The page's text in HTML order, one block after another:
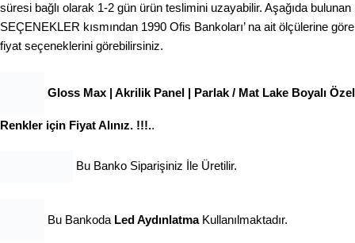
süresi bağlı olarak 1-2 gün ürün teslimini uzayabilir. Aşağıda bulunan
SEÇENEKLER kısmından 1990 Ofis Bankoları’ na ait ölçülerine göre
fiyat seçeneklerini görebilirsiniz.
Gloss Max | Akrilik Panel | Parlak / Mat Lake Boyalı Özel
Renkler için Fiyat Alınız. !!!..
Bu Banko Siparişiniz İle Üretilir.
Bu Bankoda Led AydınlatmaKullanılmaktadır.